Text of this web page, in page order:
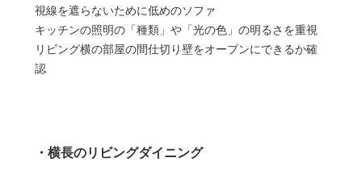
視線を遮らないために低めのソファ
キッチンの照明の「種類」や「光の色」の明るさを重視
リビング横の部屋の間仕切り壁をオープンにできるか確
認
・横長のリビングダイニング